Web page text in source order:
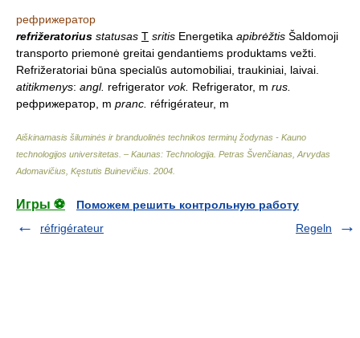
рефрижератор
refrižeratorius statusas T sritis Energetika apibrėžtis Šaldomoji
transporto priemonė greitai gendantiems produktams vežti.
Refrižeratoriai būna specialūs automobiliai, traukiniai, laivai.
atitikmenys: angl. refrigerator vok. Refrigerator, m rus.
рефрижератор, m pranc. réfrigérateur, m
Aiškinamasis šiluminės ir branduolinės technikos terminų žodynas - Kauno
technologijos universitetas. – Kaunas: Technologija Petras Švenčianas, Arvydas
Adomavičius, Kęstutis Buinevičius 2004
Игры ⚽
Поможем решить контрольную работу
réfrigérateur
Regeln